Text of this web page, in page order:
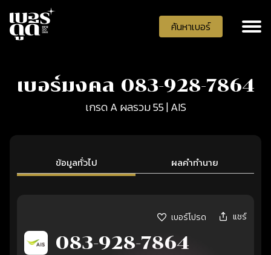
ค้นหาเบอร์
เบอร์มงคล 083-928-7864
เกรด A ผลรวม 55 | AIS
ข้อมูลทั่วไป ผลคำทำนาย
เบอร์โปรด แชร์
083-928-7864